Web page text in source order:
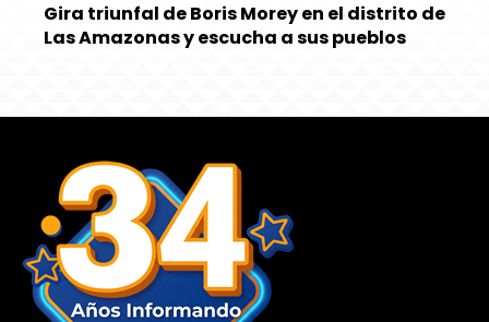
Gira triunfal de Boris Morey en el distrito de
Las Amazonas y escucha a sus pueblos